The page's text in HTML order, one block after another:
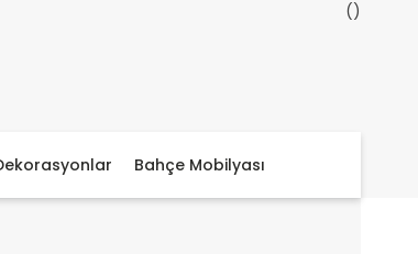
Bahçe Mobilyası